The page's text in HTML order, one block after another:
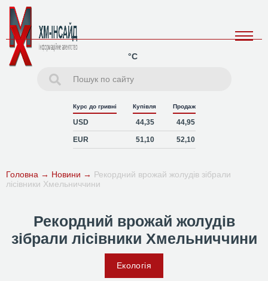
°C
Курс до гривні Купівля Продаж
USD 44,35 44,95
EUR 51,10 52,10
Головна → Новини → Рекордний врожай жолудів зібрали
лісівники Хмельниччини
Рекордний врожай жолудів
зібрали лісівники Хмельниччини
Екологія